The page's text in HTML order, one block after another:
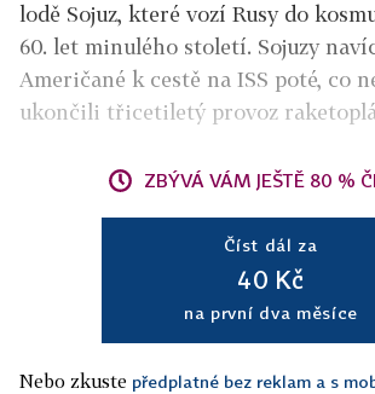
lodě Sojuz, které vozí Rusy do
60. let minulého století. Sojuzy
Američané k cestě na ISS poté, co
ukončili třicetiletý provoz
ZBÝVÁ VÁM JEŠTĚ 80 %
Číst dál za
40 Kč
na první dva měsíce
Nebo zkuste předplatné bez reklam a s